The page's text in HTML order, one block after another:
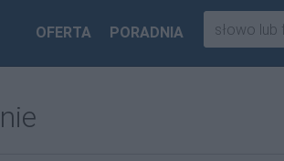
OFERTA PORADNIA